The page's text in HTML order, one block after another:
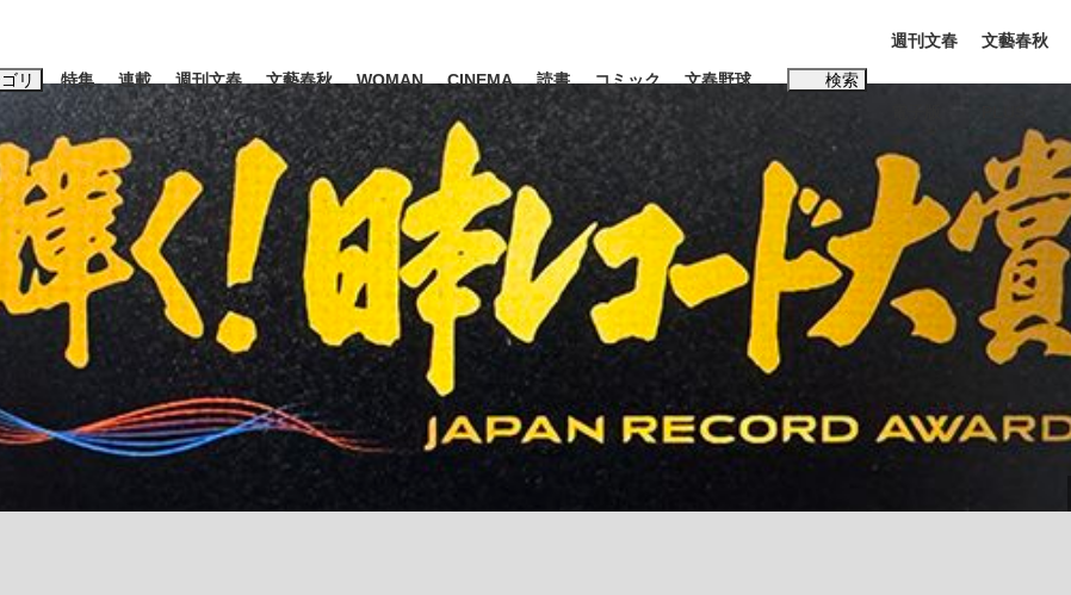
リ
エンタメ ライフ ビジネス インタビュー
明かした日本代表監督に... 「最悪の空気のまま解散」WBC日本代表“敗戦”の真実 選手が明かす...
特集
観る将棋、読む将棋
連載 週刊文春 文藝春秋 WOMAN CINEMA 読書 コミック 文春野球 検索
キーワード入力
ワードタグ一覧
凌輝 #高市早苗 #後藤真希 #森岡毅 #城彰二 #内田有紀
#松田聖子
#亀和田武
週刊文春 文藝春秋